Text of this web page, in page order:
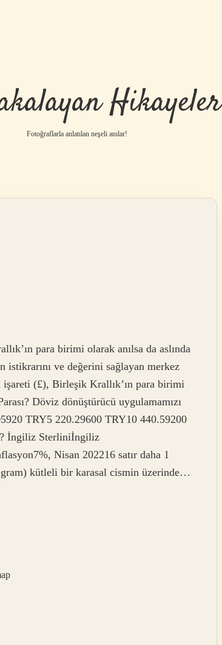
Hikayeler
Fotoğraflarla anlatılan neşeli anılar!
para birimi olarak anılsa da aslında
ve değerini sağlayan merkez
işareti (£), Birleşik Krallık’ın para birimi
Döviz dönüştürücü uygulamamızı
TRY5 220.29600 TRY10 440.59200
İngiliz Sterliniİngiliz
Nisan 202216 satır daha 1
kütleli bir karasal cismin üzerinde…